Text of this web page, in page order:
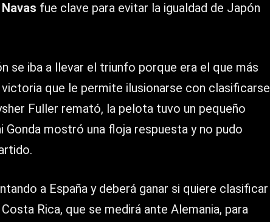
fue clave para evitar la igualdad de Japón
se iba a llevar el triunfo porque era el que más
que le permite ilusionarse con clasificarse
Fuller remató, la pelota tuvo un pequeño
Gonda mostró una floja respuesta y no pudo
a España y deberá ganar si quiere clasificar
Rica, que se medirá ante Alemania, para